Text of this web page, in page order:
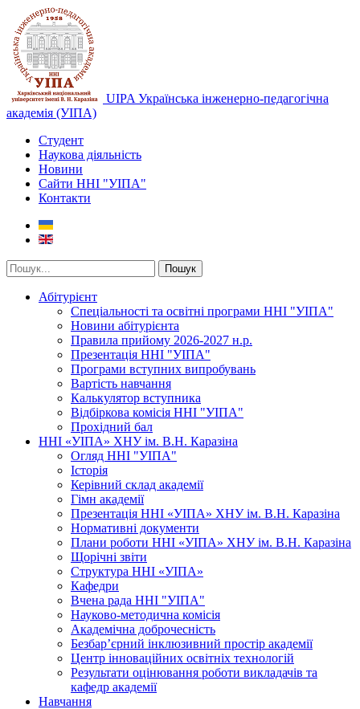
UIPA Українська інженерно-педагогічна
академія (УІПА)
Студент
Наукова діяльність
Новини
Сайти ННІ "УІПА"
Контакти
Пошук
Абітурієнт
Спеціальності та освітні програми ННІ "УІПА"
Новини абітурієнта
Правила прийому 2026-2027 н.р.
Презентація ННІ "УІПА"
Програми вступних випробувань
Вартість навчання
Калькулятор вступника
Відбіркова комісія ННІ "УІПА"
Прохідний бал
ННІ «УІПА» ХНУ ім. В.Н. Каразіна
Огляд ННІ "УІПА"
Історія
Керівний склад академії
Гімн академії
Презентація ННІ «УІПА» ХНУ ім. В.Н. Каразіна
Нормативні документи
Плани роботи ННІ «УІПА» ХНУ ім. В.Н. Каразіна
Щорічні звіти
Структура ННІ «УІПА»
Кафедри
Вчена рада ННІ "УІПА"
Науково-методична комісія
Академічна доброчесність
Безбар’єрний інклюзивний простір академії
Центр інноваційних освітніх технологій
Результати оцінювання роботи викладачів та
кафедр академії
Навчання